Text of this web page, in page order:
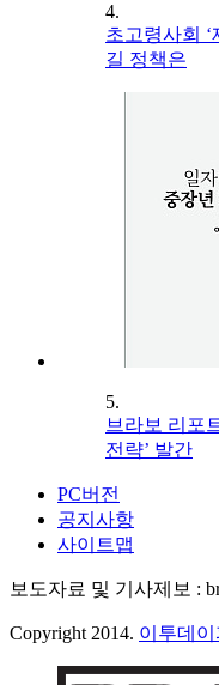
4.
초고령사회
길 정책은
5.
브라보 리포
전략’ 발간
PC버전
공지사항
사이트맵
보도자료 및 기사제보 :
Copyright 2014. 이투데이